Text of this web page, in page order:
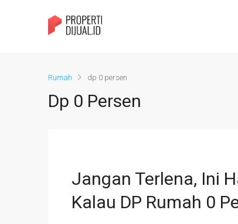
Rumah dp 0 persen
Dp 0 Persen
Jangan Terlena, Ini
Kalau DP Rumah 0